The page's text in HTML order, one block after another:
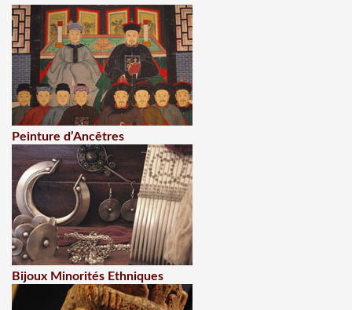
Peinture d’Ancêtres
Bijoux Minorités Ethniques